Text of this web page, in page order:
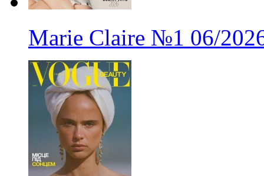
Marie Claire №1 06/